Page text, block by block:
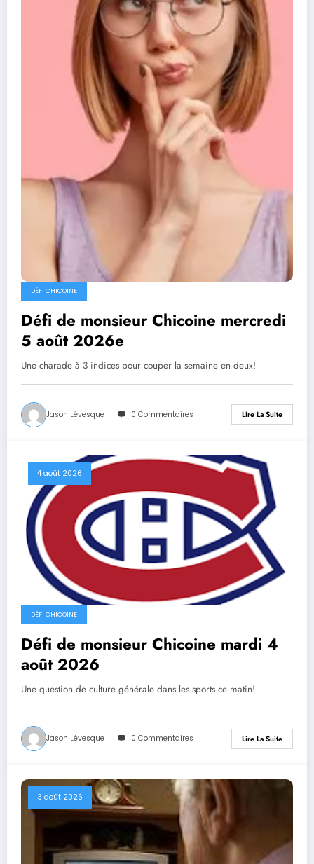
DÉFI CHICOINE
Défi de monsieur Chicoine mercredi
5 août 2026e
Une charade à 3 indices pour couper la semaine en deux!
Jason Lévesque 0 Commentaires Lire La Suite
4 août 2026
DÉFI CHICOINE
Défi de monsieur Chicoine mardi 4
août 2026
Une question de culture générale dans les sports ce matin!
Jason Lévesque 0 Commentaires Lire La Suite
3 août 2026